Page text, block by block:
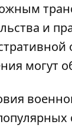
и
могут